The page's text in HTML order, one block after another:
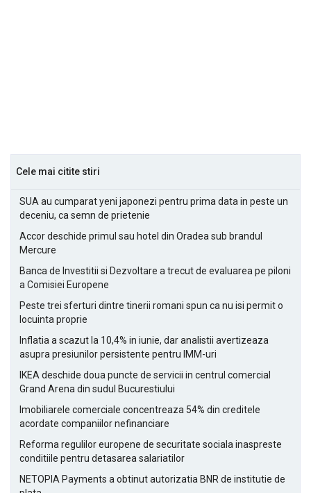
Cele mai citite stiri
SUA au cumparat yeni japonezi pentru prima data in peste un
deceniu, ca semn de prietenie
Accor deschide primul sau hotel din Oradea sub brandul
Mercure
Banca de Investitii si Dezvoltare a trecut de evaluarea pe piloni
a Comisiei Europene
Peste trei sferturi dintre tinerii romani spun ca nu isi permit o
locuinta proprie
Inflatia a scazut la 10,4% in iunie, dar analistii avertizeaza
asupra presiunilor persistente pentru IMM-uri
IKEA deschide doua puncte de servicii in centrul comercial
Grand Arena din sudul Bucurestiului
Imobiliarele comerciale concentreaza 54% din creditele
acordate companiilor nefinanciare
Reforma regulilor europene de securitate sociala inaspreste
conditiile pentru detasarea salariatilor
NETOPIA Payments a obtinut autorizatia BNR de institutie de